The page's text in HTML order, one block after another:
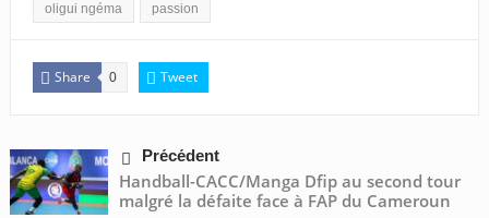
oligui ngéma passion
Share 0 Tweet
Précédent
Handball-CACC/Manga Dfip au second tour
malgré la défaite face à FAP du Cameroun